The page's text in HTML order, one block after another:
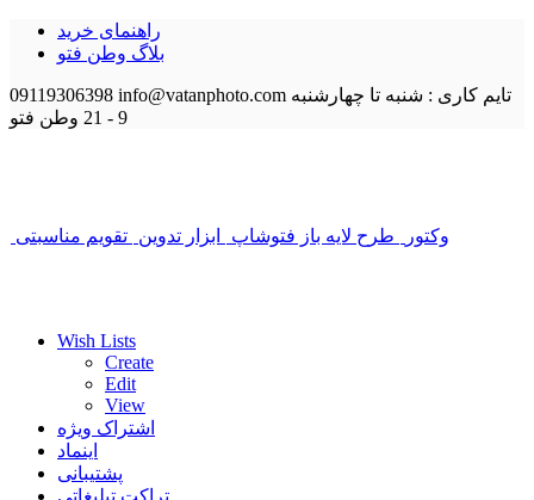
راهنمای خرید
بلاگ وطن فتو
09119306398 info@vatanphoto.com تایم کاری : شنبه تا چهارشنبه
9 - 21
وطن فتو
وکتور طرح لایه باز فتوشاپ ابزار تدوین تقویم مناسبتی
Wish Lists
Create
Edit
View
اشتراک ویژه
اینماد
پشتیبانی
تراکت تبلیغاتی